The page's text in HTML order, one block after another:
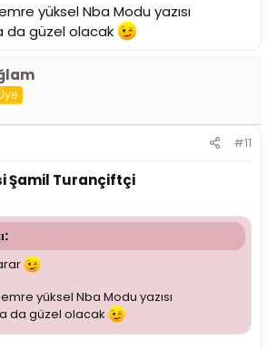
yüksel Nba Modu yazısı
da güzel olacak
#11
Şamil Turançiftçi
yüksel Nba Modu yazısı
da güzel olacak